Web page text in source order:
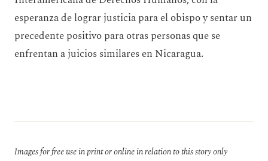
esperanza de lograr justicia para el obispo y sentar un
precedente positivo para otras personas que se
enfrentan a juicios similares en Nicaragua.
Images for free use in print or online in relation to this story only